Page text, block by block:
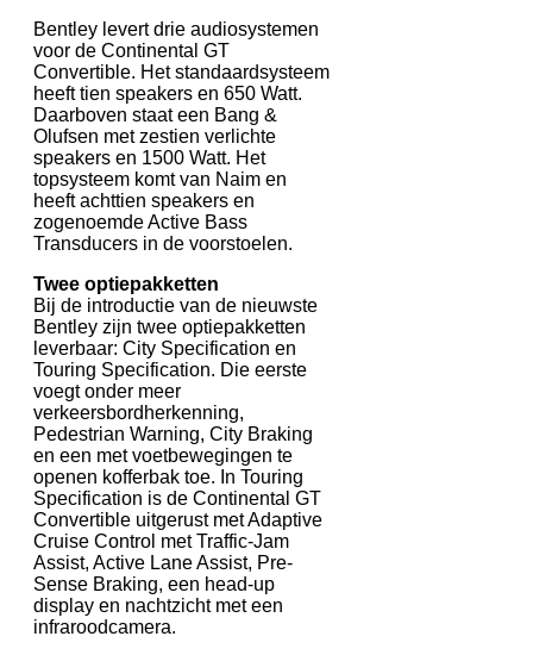
Bentley levert drie audiosystemen
voor de Continental GT
Convertible. Het standaardsysteem
heeft tien speakers en 650 Watt.
Daarboven staat een Bang &
Olufsen met zestien verlichte
speakers en 1500 Watt. Het
topsysteem komt van Naim en
heeft achttien speakers en
zogenoemde Active Bass
Transducers in de voorstoelen.
Twee optiepakketten
Bij de introductie van de nieuwste
Bentley zijn twee optiepakketten
leverbaar: City Specification en
Touring Specification. Die eerste
voegt onder meer
verkeersbordherkenning,
Pedestrian Warning, City Braking
en een met voetbewegingen te
openen kofferbak toe. In Touring
Specification is de Continental GT
Convertible uitgerust met Adaptive
Cruise Control met Traffic-Jam
Assist, Active Lane Assist, Pre-
Sense Braking, een head-up
display en nachtzicht met een
infraroodcamera.